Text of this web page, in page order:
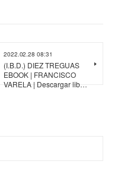
2022.02.28 08:31
(I.B.D.) DIEZ TREGUAS
EBOOK | FRANCISCO
VARELA | Descargar lib…